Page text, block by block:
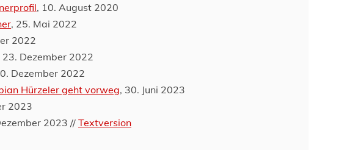
, 10. August 2020
, 25. Mai 2022
2022
23. Dezember 2022
Dezember 2022
Hürzeler geht vorweg, 30. Juni 2023
2023
2023 //Textversion